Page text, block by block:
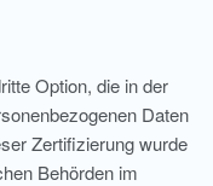
Option, die in der
Daten
Zertifizierung wurde
Behörden im